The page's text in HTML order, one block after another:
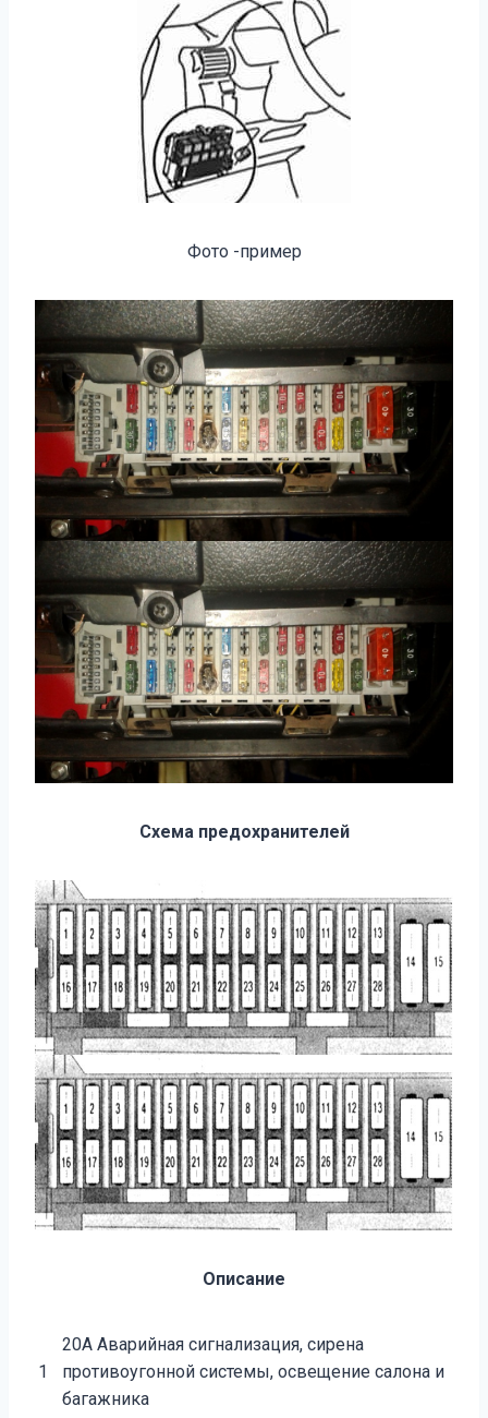
Фото -пример
Схема предохранителей
Описание
1
20А Аварийная сигнализация, сирена
противоугонной системы, освещение салона и
багажника